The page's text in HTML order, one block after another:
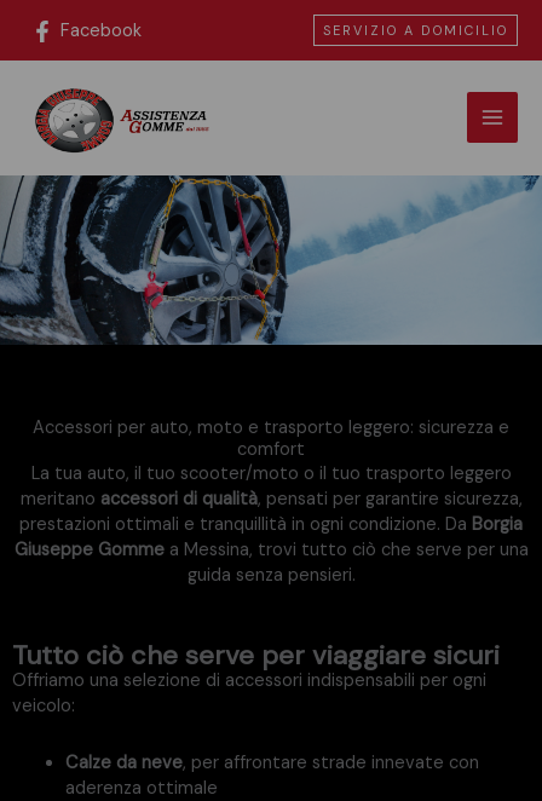
contenuto
Facebook SERVIZIO A DOMICILIO
Accessori per auto, moto e trasporto leggero: sicurezza e
comfort
La tua auto, il tuo scooter/moto o il tuo trasporto leggero
meritano accessori di qualità, pensati per garantire sicurezza,
prestazioni ottimali e tranquillità in ogni condizione. Da Borgia
Giuseppe Gommea Messina, trovi tutto ciò che serve per una
guida senza pensieri.
Tutto ciò che serve per viaggiare sicuri
Offriamo una selezione di accessori indispensabili per ogni
veicolo:
Calze da neve, per affrontare strade innevate con
aderenza ottimale